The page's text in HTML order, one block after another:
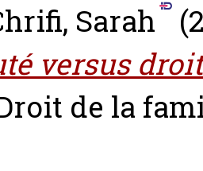
Sarah
versus
de la